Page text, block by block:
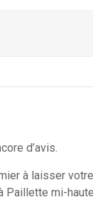
d’avis.
à laisser
Paillette mi-